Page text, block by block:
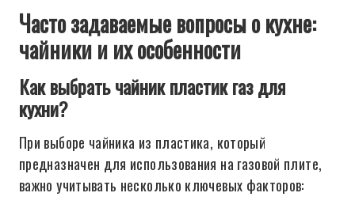
Часто задаваемые вопросы о кухне:
чайники и их особенности
Как выбрать чайник пластик газ для
кухни?
При выборе чайника из пластика, который
предназначен для использования на газовой плите,
важно учитывать несколько ключевых факторов: